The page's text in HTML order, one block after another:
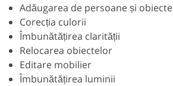
Adăugarea de persoane și obiecte
Corecția culorii
Îmbunătățirea clarității
Relocarea obiectelor
Editare mobilier
Îmbunătățirea luminii